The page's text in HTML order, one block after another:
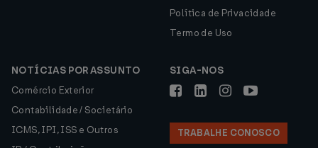
Política de Privacidade
Termo de Uso
NOTÍCIAS POR ASSUNTO
Comércio Exterior
Contabilidade / Societário
ICMS, IPI, ISS e Outros
SIGA-NOS
TRABALHE CONOSCO